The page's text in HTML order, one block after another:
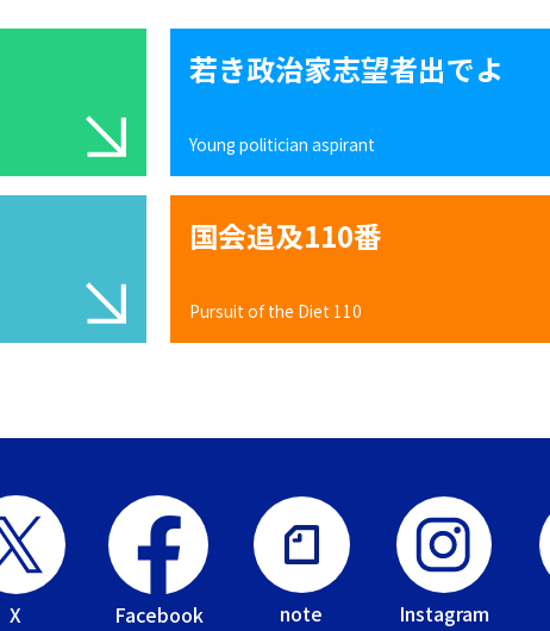
若き政治家志望者出でよ
Young politician aspirant
国会追及110番
Pursuit of the Diet 110
X Facebook note Instagram